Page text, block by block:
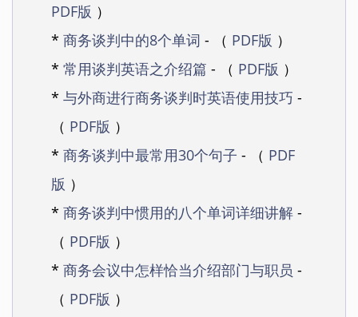
PDF版 ）
* 商务谈判中的8个单词 - （ PDF版 ）
* 常用谈判英语之介绍篇 - （ PDF版 ）
* 与外商进行商务谈判时英语使用技巧 -
（ PDF版 ）
* 商务谈判中最常用30个句子 - （ PDF
版 ）
* 商务谈判中惯用的八个单词详细讲解 -
（ PDF版 ）
* 商务会议中怎样恰当介绍部门与职员 -
（ PDF版 ）